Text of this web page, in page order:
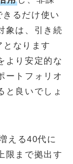
るだけ使い
象は、引き続
なります
より安定的な
ートフォリオ
と良いでしょ
える40代に
限まで拠出す